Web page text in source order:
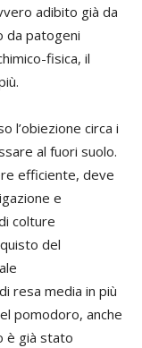
adibito già da
da patogeni
fisica, il
l’obiezione circa i
al fuori suolo.
efficiente, deve
e
colture
del
resa media in più
pomodoro, anche
è già stato